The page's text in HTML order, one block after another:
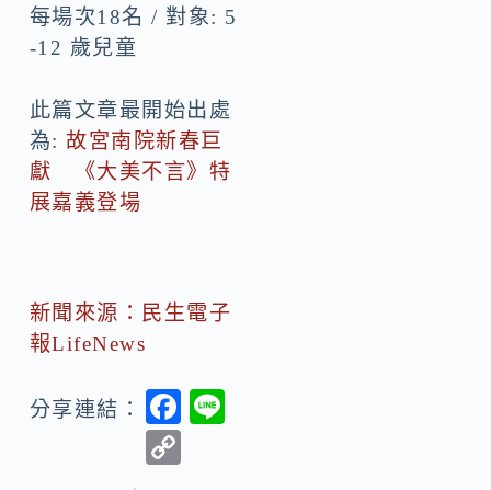
每場次18名 / 對象: 5
-12 歲兒童
此篇文章最開始出處
為:故宮南院新春巨
獻 《大美不言》特
展嘉義登場
新聞來源：民生電子
報LifeNews
分享連結：
F